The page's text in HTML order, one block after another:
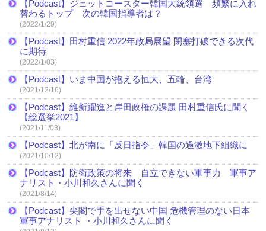
【Podcast】ジェットコースター韓国大統領選 頻繁に入れ
替わるトップ 次の韓国指導者は？
(2022/1/29)
【Podcast】田村重信 2022年政局展望 閉塞打破できる次代
に期待
(2022/1/03)
【Podcast】いま中国が抱える恒大、五輪、台湾
(2021/12/16)
【Podcast】維新躍進と岸田政権の課題 田村重信氏に聞く
【総選挙2021】
(2021/11/03)
【Podcast】北が南に「反日指令」韓国の過激地下組織に
(2021/10/12)
【Podcast】防衛政策の将来 自立できない軍事力 軍事ア
ナリスト・小川和久さんに聞く
(2021/8/14)
【Podcast】尖閣で手を出せない中国 危機管理のない日本
軍事アナリスト ・小川和久さんに聞く